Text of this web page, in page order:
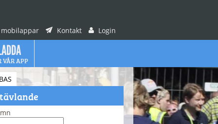
Kontakt Login
VÅR APP